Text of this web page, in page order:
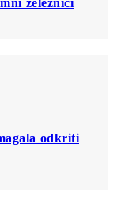
odkriti